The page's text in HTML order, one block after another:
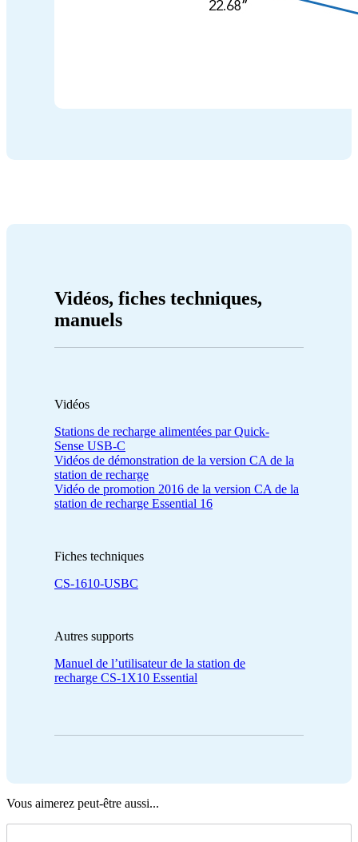
Vidéos, fiches techniques,
manuels
Vidéos
Stations de recharge alimentées par Quick-
Sense USB-C
Vidéos de démonstration de la version CA de la
station de recharge
Vidéo de promotion 2016 de la version CA de la
station de recharge Essential 16
Fiches techniques
CS-1610-USBC
Autres supports
Manuel de l’utilisateur de la station de
recharge CS-1X10 Essential
Vous aimerez peut-être aussi...